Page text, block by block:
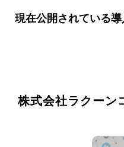
現在公開されている導
株式会社ラクーン